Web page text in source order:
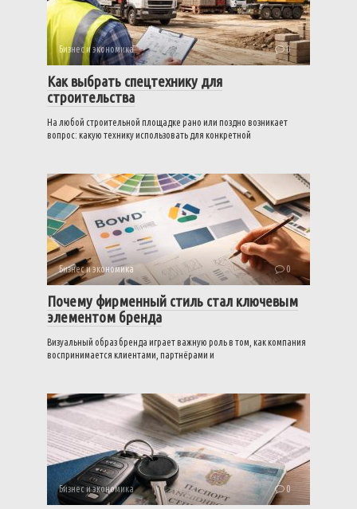
Бизнес и экономика 0
Как выбрать спецтехнику для
строительства
На любой строительной площадке рано или поздно возникает
вопрос: какую технику использовать для конкретной
Бизнес и экономика 0
Почему фирменный стиль стал ключевым
элементом бренда
Визуальный образ бренда играет важную роль в том, как компания
воспринимается клиентами, партнёрами и
Бизнес и экономика 0